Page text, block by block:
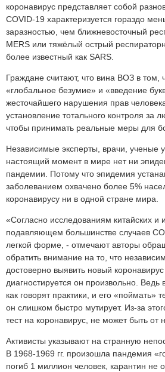
коронавирус представляет собой
COVID-19 характеризуется гораздо
заразностью, чем ближневосточный
MERS или тяжёлый острый
более известный как SARS.
Граждане считают, что вина ВОЗ в том,
«глобальное безумие» и «введение
жесточайшего нарушения прав
установление тотального контроля за
чтобы принимать реальные меры для
Независимые эксперты, врачи, ученые
настоящий момент в мире нет ни
пандемии. Потому что эпидемия
заболеванием охвачено более 5%
коронавирусу ни в одной стране мира.
«Согласно исследованиям китайских и
подавляющем большинстве случаев
легкой форме, - отмечают авторы
обратить внимание на то, что
достоверно выявить новый
диагностируется он произвольно. Ведь
как говорят практики, и его «поймать»
он слишком быстро мутирует. Из-за
тест на коронавирус, не может быть от
Активисты указывают на странную
В 1968-1969 гг. произошла пандемия
погиб 1 миллион человек, карантин не